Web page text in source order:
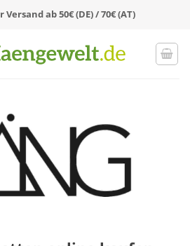
ab 50€ (DE) / 70€ (AT)